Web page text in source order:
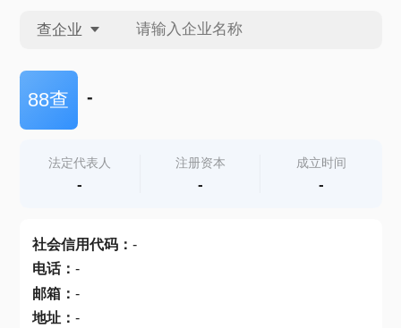
查企业
查企业
查产地
88查 -
法定代表人
-
注册资本
-
成立时间
-
社会信用代码： -
电话： -
邮箱： -
地址： -